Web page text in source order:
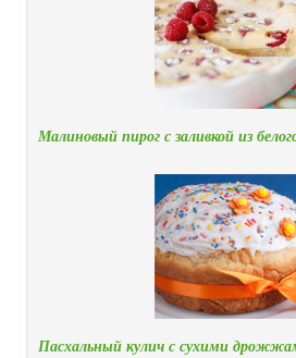
Малиновый пирог с заливкой из
Пасхальный кулич с сухими